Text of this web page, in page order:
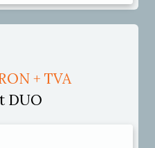
+ TVA
DUO